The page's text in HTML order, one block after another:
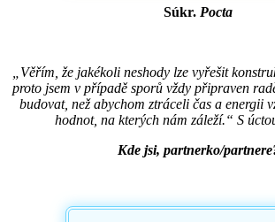
Súkr. Pocta
„Věřím, že jakékoli neshody lze vyřešit
proto jsem v případě sporů vždy připraven
budovat, než abychom ztráceli čas a energii
hodnot, na kterých nám záleží.“ S
Kde jsi, partnerko/